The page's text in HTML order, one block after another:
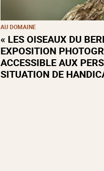
AU DOMAINE
« LES OISEAUX DU
EXPOSITION
ACCESSIBLE AUX
SITUATION DE